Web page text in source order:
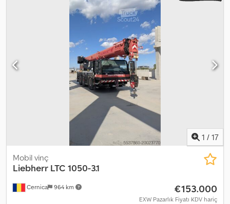
verilmemektedir. Dahili numara:
1 / 17
Cernica 964 km
Mobil vinç
Liebherr LTC 1050-3.1
€153.000
EXW Pazarlık Fiyatı KDV hariç